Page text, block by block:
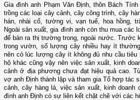
Gia đình anh Phạm Văn Định, thôn Bách
trồng các loại cây cảnh, cây công trình, cây
hán, nhài cổ, tường vi, vạn tuế, hoa hồng,
Ngoài sản xuất, gia đình anh còn thu mua các
để bán ra thị trường trong, ngoài nước. Trước
trong vườn, số lượng cây nhiều hay ít
nên có lúc lượng cây ít không đủ nhu cầu
hộ khác cũng vậy nên việc sản xuất, kinh
cảnh ở địa phương chưa đạt hiệu quả cao.
vợ anh Định thành lập và tham gia Tổ hợp tác
cảnh, cây hàng lá, việc sản xuất, kinh doanh
đình anh Định có sự liên kết chặt chẽ với các